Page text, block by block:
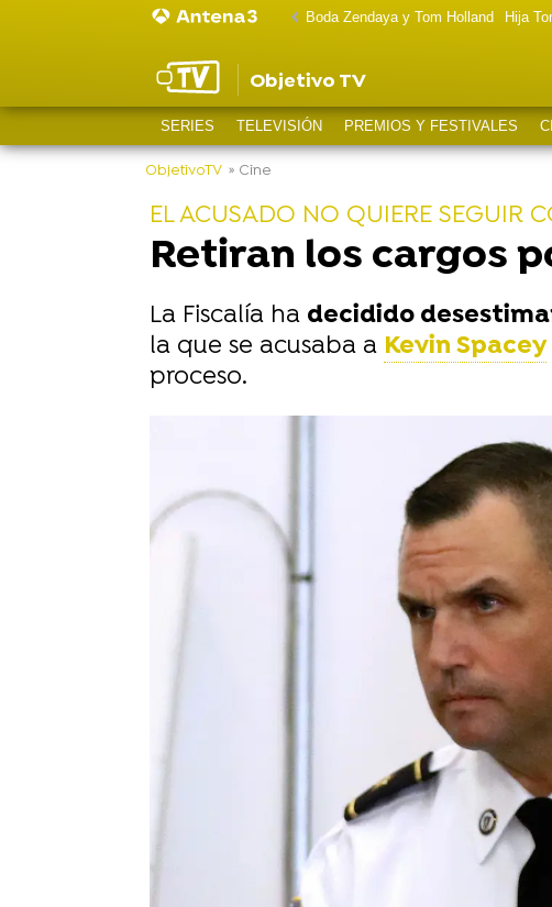
Boda Zendaya y Tom Holland Hija
Objetivo TV
SERIES TELEVISIÓN PREMIOS Y FESTIVALES
ObjetivoTV » Cine
EL ACUSADO NO QUIERE SEGUIR
Retiran los cargos
La Fiscalía ha decidido
la que se acusaba a Kevin Spacey
proceso.